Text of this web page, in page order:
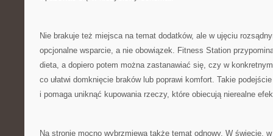
Nie brakuje też miejsca na temat dodatków, ale w ujęciu
opcjonalne wsparcie, a nie obowiązek. Fitness Station
dieta, a dopiero potem można zastanawiać się, czy w
co ułatwi domknięcie braków lub poprawi komfort. Takie
i pomaga uniknąć kupowania rzeczy, które obiecują nierealne
Na stronie mocno wybrzmiewa także temat odnowy. W świecie,